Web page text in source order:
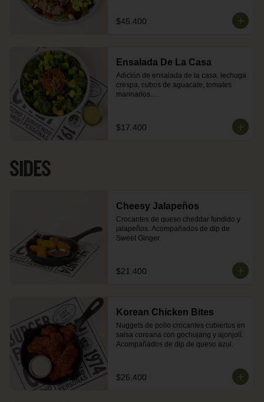
$45.400
Ensalada De La Casa
Adición de ensalada de la casa. lechuga
crespa, cubos de aguacate, tomates
marinados.
$17.400
SIDES
Cheesy Jalapeños
Crocantes de queso cheddar fundido y
jalapeños. Acompañados de dip de
Sweet Ginger.
$21.400
Korean Chicken Bites
Nuggets de pollo crocantes cubiertos en
salsa coreana con gochujang y ajonjolí.
Acompañados de dip de queso azul.
$26.400